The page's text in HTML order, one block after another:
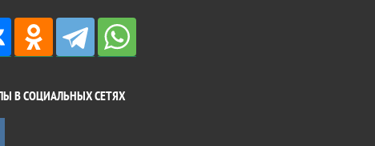
В СОЦИАЛЬНЫХ СЕТЯХ